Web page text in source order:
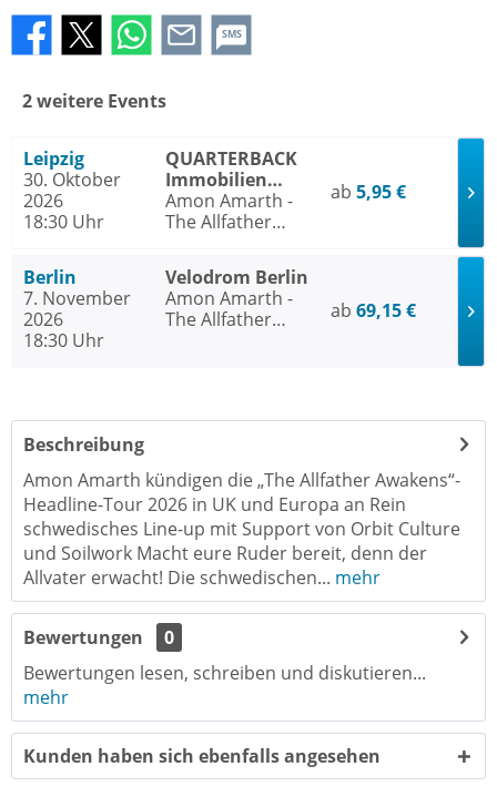
SMS
2 weitere Events
Leipzig
30. Oktober
2026
18:30 Uhr
QUARTERBACK
Immobilien
ARENA Leipzig
Amon Amarth -
The Allfather
& UK 2026
ab 5,95 €
Berlin
7. November
2026
18:30 Uhr
Velodrom Berlin
Amon Amarth -
The Allfather
ab 69,15 €
Beschreibung
Amon Amarth kündigen die „The Allfather Awakens“-
Headline-Tour 2026 in UK und Europa an Rein
schwedisches Line-up mit Support von Orbit Culture
und Soilwork Macht eure Ruder bereit, denn der
Allvater erwacht! Die schwedischen... mehr
Bewertungen
0
Bewertungen lesen, schreiben und diskutieren...
mehr
Kunden haben sich ebenfalls angesehen